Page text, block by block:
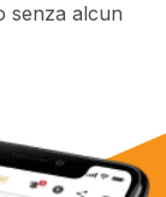
senza alcun